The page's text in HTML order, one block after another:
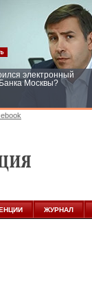
электронный
Москвы?
ЖУРНАЛ